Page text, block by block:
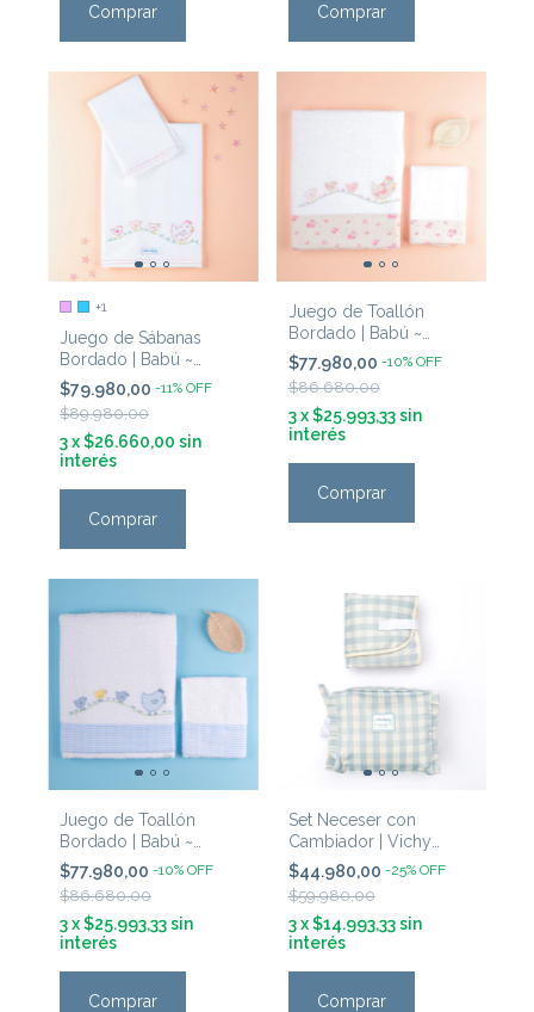
Comprar Comprar
+1
Juego de Sábanas
Bordado | Babú ~
'Gallinita & Pollitos'
$79.980,00 -11% OFF
$89.980,00
3x$26.660,00 sin
interés
Comprar
Juego de Toallón
Bordado | Babú ~
'Gallinita Rosa'
$77.980,00 -10% OFF
$86.680,00
3 x$25.993,33 sin
interés
Comprar
Juego de Toallón
Bordado | Babú ~
'Gallinita Celeste'
$77.980,00 -10% OFF
$86.680,00
3x$25.993,33sin
interés
Comprar
Set Neceser con
Cambiador | Vichy
Celeste
$44.980,00 -25% OFF
$59.980,00
3 x$14.993,33 sin
interés
Comprar